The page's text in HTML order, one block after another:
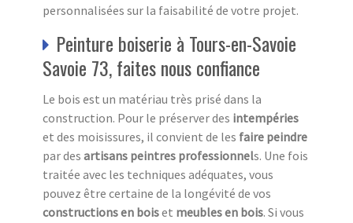
personnalisées sur la faisabilité de votre projet.
Peinture boiserie à Tours-en-Savoie
Savoie 73, faites nous confiance
Le bois est un matériau très prisé dans la
construction. Pour le préserver des intempéries
et des moisissures, il convient de les faire peindre
par des artisans peintres professionnels. Une fois
traitée avec les techniques adéquates, vous
pouvez être certaine de la longévité de vos
constructions en boiset meubles en bois. Si vous